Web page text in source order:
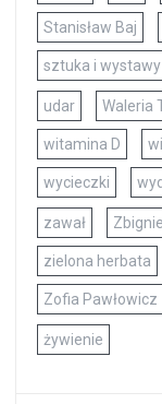
Stanisław Baj
sztuka i wystawy
udar Waleria
witamina D
wycieczki
zawał
zielona herbata
Zofia Pawłowicz
żywienie